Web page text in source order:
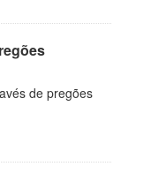
de pregões